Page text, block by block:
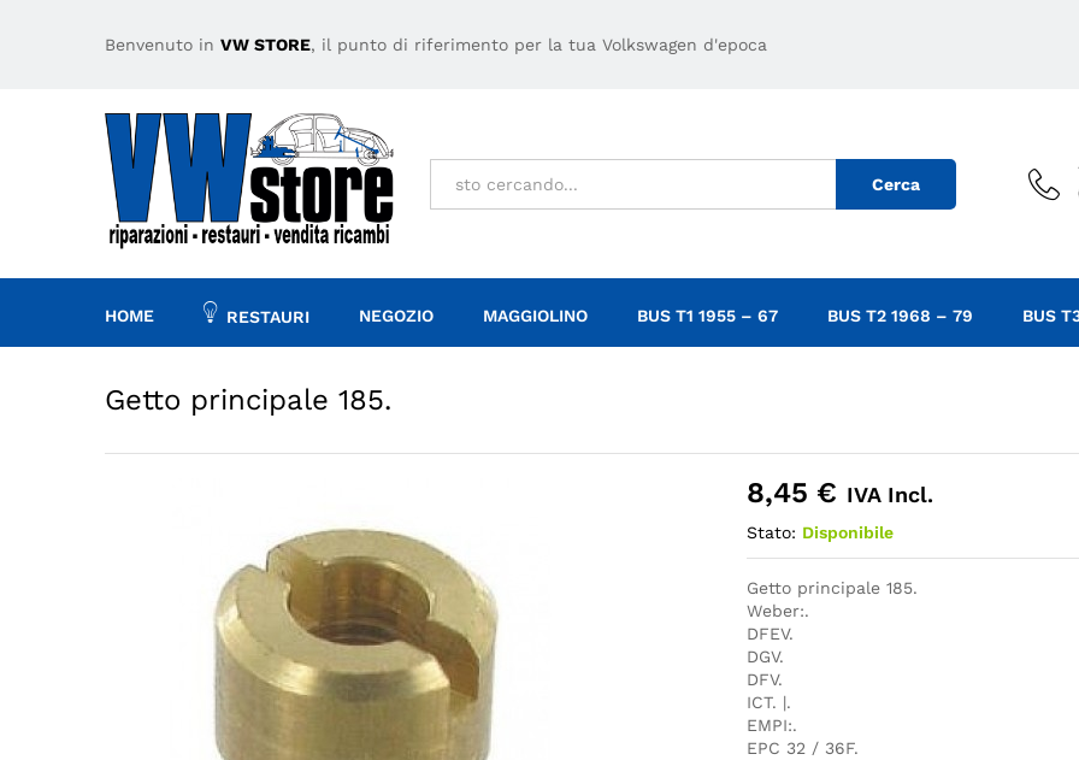
Benvenuto in VW STORE, il punto di riferimento per la tua Volkswagen d'epoca
Tutto Cerca
HOME RESTAURI NEGOZIO MAGGIOLINO BUS T1 1955 – 67 BUS T2 1968 – 79 BUS
Getto principale 185.
8,45 € IVA Incl.
Stato: Disponibile
Getto principale 185.
Weber:.
DFEV.
DGV.
DFV.
ICT. |.
EMPI:.
EPC 32 / 36F.
Descrizione Specifiche